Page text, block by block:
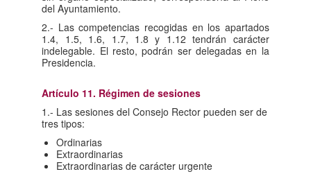
del Ayuntamiento.
2.- Las competencias recogidas en los apartados
1.4, 1.5, 1.6, 1.7, 1.8 y 1.12 tendrán carácter
indelegable. El resto, podrán ser delegadas en la
Presidencia.
Artículo 11. Régimen de sesiones
1.- Las sesiones del Consejo Rector pueden ser de
tres tipos:
Ordinarias
Extraordinarias
Extraordinarias de carácter urgente